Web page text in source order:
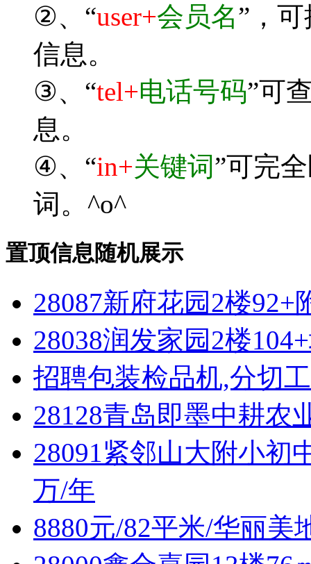
②、“user+会员名”，
信息。
③、“tel+电话号码”可
息。
④、“in+关键词”可完
词。^o^
置顶信息随机展示
28087新府花园2楼
28038润发家园2楼
招聘包装检品机,分切
28128青岛即墨中耕农
28091紧邻山大附小初
万/年
8880元/82平米/华丽美